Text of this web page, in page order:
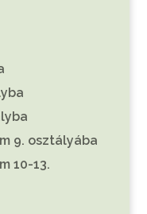
9. osztályába
10-13.